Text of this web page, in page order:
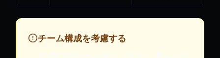
チーム構成を考慮する